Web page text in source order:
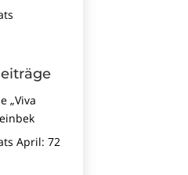
„Viva
April: 72